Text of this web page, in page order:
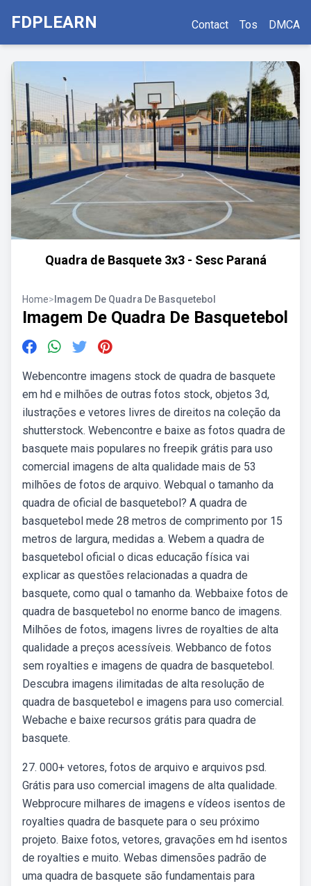
FDPLEARN Contact Tos DMCA
Quadra de Basquete 3x3 - Sesc Paraná
Home> Imagem De Quadra De Basquetebol
Imagem De Quadra De Basquetebol
Webencontre imagens stock de quadra de basquete
em hd e milhões de outras fotos stock, objetos 3d,
ilustrações e vetores livres de direitos na coleção da
shutterstock. Webencontre e baixe as fotos quadra de
basquete mais populares no freepik grátis para uso
comercial imagens de alta qualidade mais de 53
milhões de fotos de arquivo. Webqual o tamanho da
quadra de oficial de basquetebol? A quadra de
basquetebol mede 28 metros de comprimento por 15
metros de largura, medidas a. Webem a quadra de
basquetebol oficial o dicas educação física vai
explicar as questões relacionadas a quadra de
basquete, como qual o tamanho da. Webbaixe fotos de
quadra de basquetebol no enorme banco de imagens.
Milhões de fotos, imagens livres de royalties de alta
qualidade a preços acessíveis. Webbanco de fotos
sem royalties e imagens de quadra de basquetebol.
Descubra imagens ilimitadas de alta resolução de
quadra de basquetebol e imagens para uso comercial.
Webache e baixe recursos grátis para quadra de
basquete.
27. 000+ vetores, fotos de arquivo e arquivos psd.
Grátis para uso comercial imagens de alta qualidade.
Webprocure milhares de imagens e vídeos isentos de
royalties quadra de basquete para o seu próximo
projeto. Baixe fotos, vetores, gravações em hd isentos
de royalties e muito. Webas dimensões padrão de
uma quadra de basquete são fundamentais para